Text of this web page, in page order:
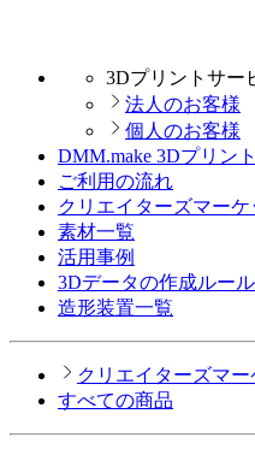
3Dプリントサー
法人のお客様
個人のお客様
DMM.make 3Dプリン
ご利用の流れ
クリエイターズマー
素材一覧
活用事例
3Dデータの作成ルール
造形装置一覧
クリエイターズマー
すべての商品